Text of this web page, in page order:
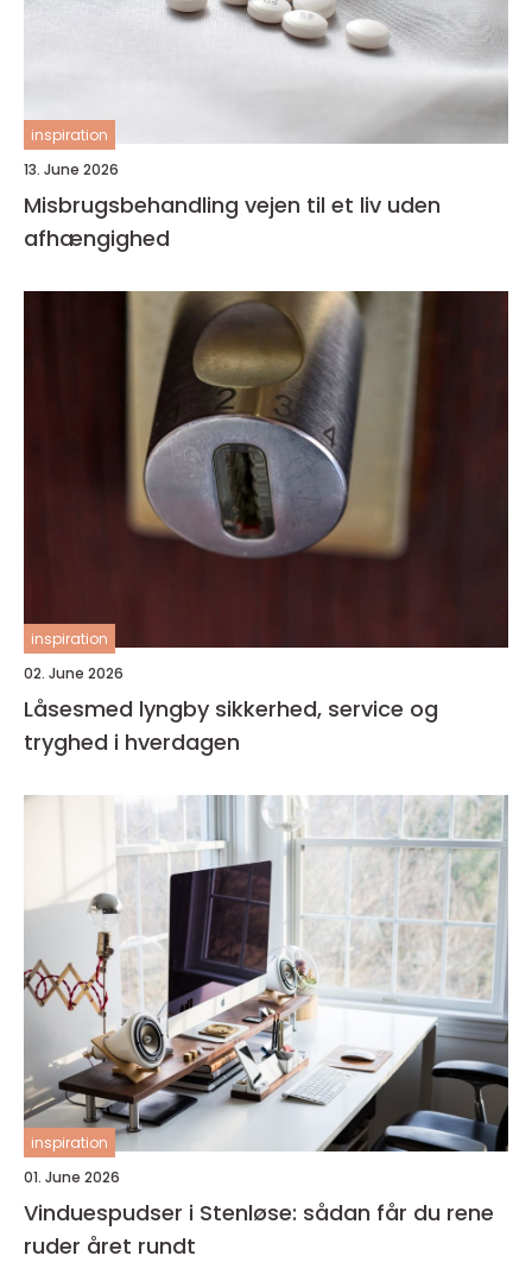
inspiration
13. June 2026
Misbrugsbehandling vejen til et liv uden
afhængighed
inspiration
02. June 2026
Låsesmed lyngby sikkerhed, service og
tryghed i hverdagen
inspiration
01. June 2026
Vinduespudser i Stenløse: sådan får du rene
ruder året rundt